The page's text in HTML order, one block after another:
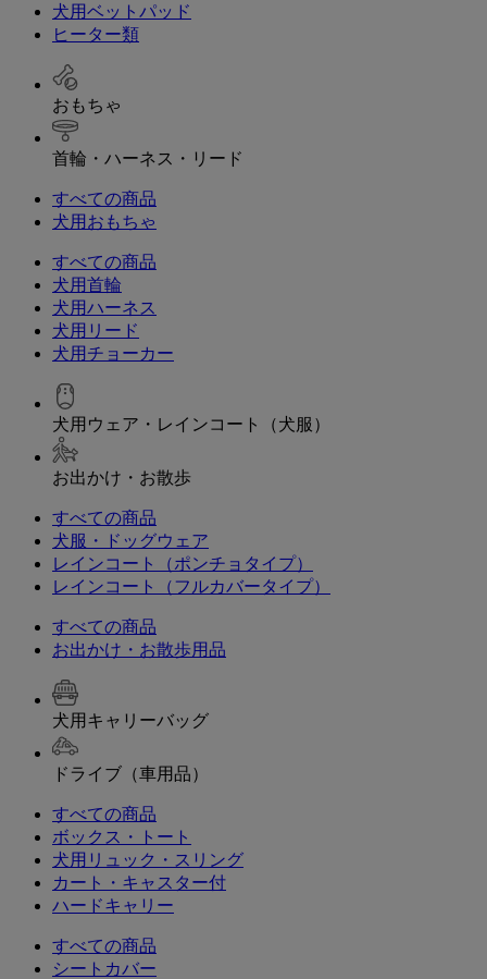
犬用ベットパッド
ヒーター類
おもちゃ
首輪・ハーネス・リード
すべての商品
犬用おもちゃ
すべての商品
犬用首輪
犬用ハーネス
犬用リード
犬用チョーカー
犬用ウェア・レインコート（犬服）
お出かけ・お散歩
すべての商品
犬服・ドッグウェア
レインコート（ポンチョタイプ）
レインコート（フルカバータイプ）
すべての商品
お出かけ・お散歩用品
犬用キャリーバッグ
ドライブ（車用品）
すべての商品
ボックス・トート
犬用リュック・スリング
カート・キャスター付
ハードキャリー
すべての商品
シートカバー